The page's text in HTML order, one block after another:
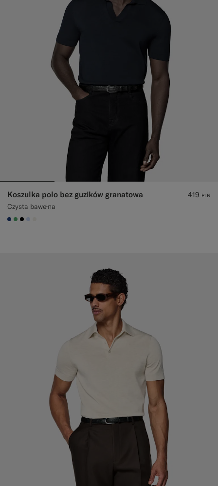
Koszulka polo bez guzików granatowa
Czysta bawełna
419 PLN
#1C3D7A
#50AA6A
#000000
#CCDCF9